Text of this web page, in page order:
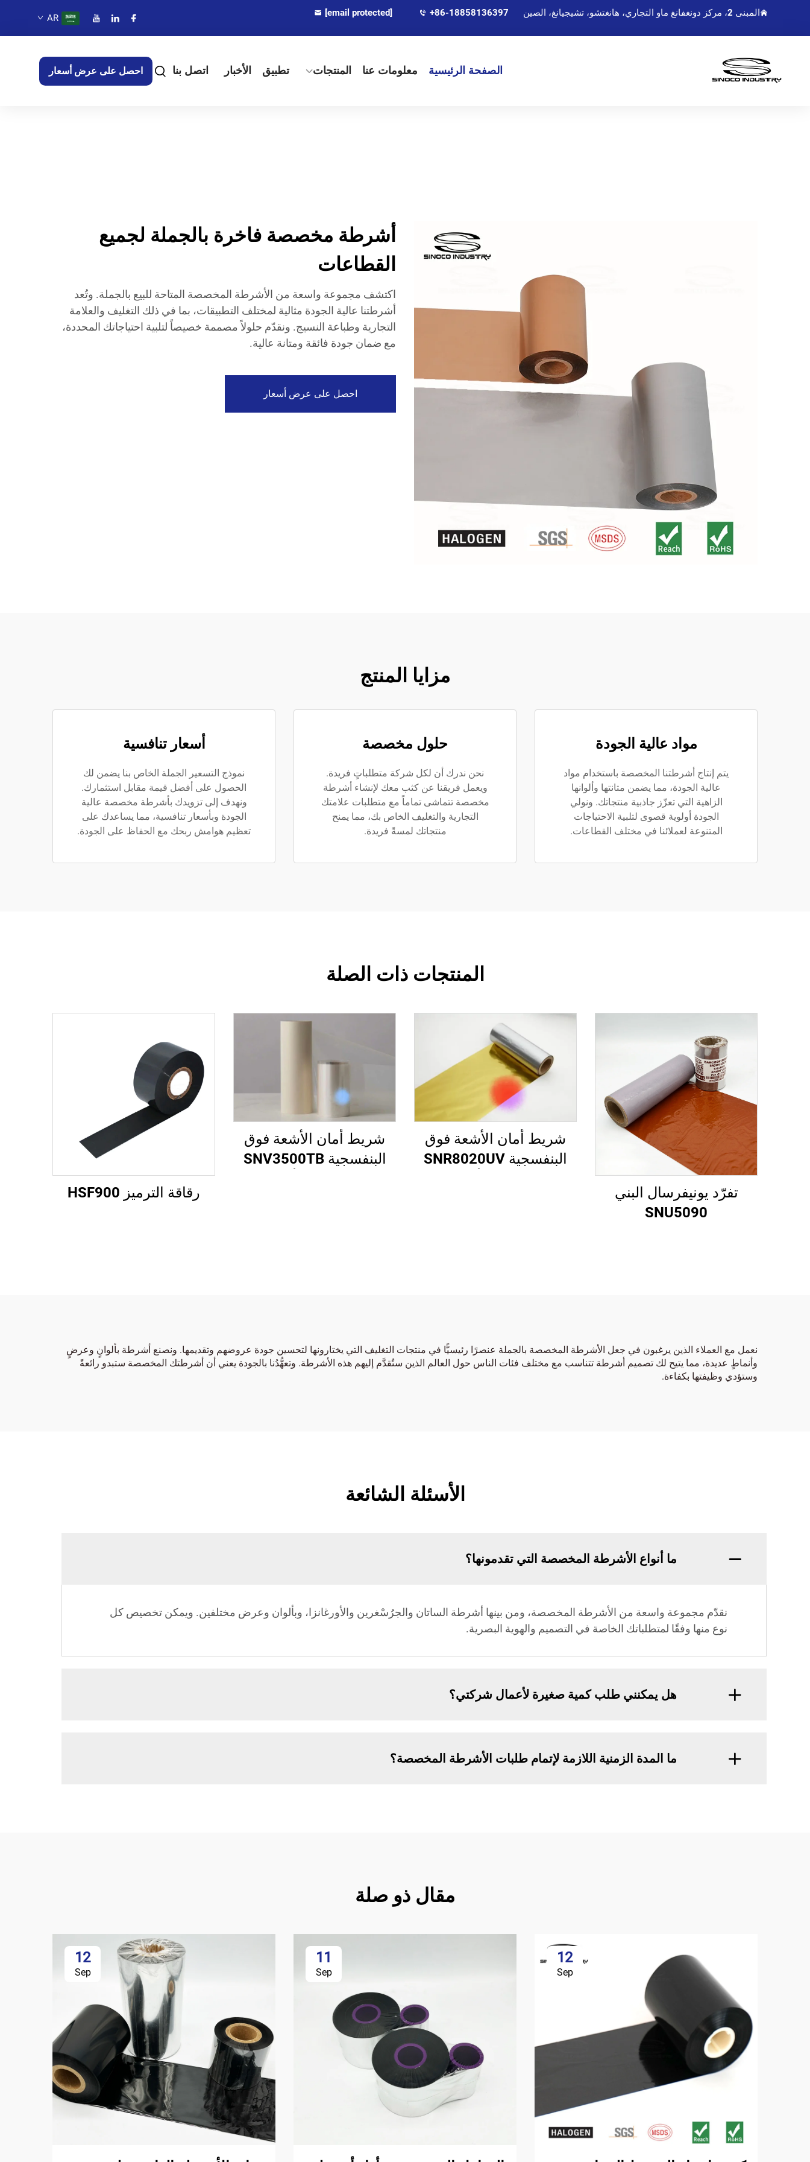
المبنى 2، مركز دونغفانغ ماو التجاري، هانغتشو، تشيجيانغ، الصين +86-18858136397
[email protected]
AR
الصفحة الرئيسية معلومات عنا المنتجات تطبيق الأخبار اتصل بنا احصل على عرض أسعار
أشرطة مخصصة فاخرة بالجملة لجميع
القطاعات
اكتشف مجموعة واسعة من الأشرطة المخصصة المتاحة للبيع بالجملة. وتُعد
أشرطتنا عالية الجودة مثالية لمختلف التطبيقات، بما في ذلك التغليف والعلامة
التجارية وطباعة النسيج. ونقدّم حلولاً مصممة خصيصاً لتلبية احتياجاتك المحددة،
مع ضمان جودة فائقة ومتانة عالية.
احصل على عرض أسعار
مزايا المنتج
مواد عالية الجودة
يتم إنتاج أشرطتنا المخصصة باستخدام مواد
عالية الجودة، مما يضمن متانتها وألوانها
الزاهية التي تعزّز جاذبية منتجاتك. ونولي
الجودة أولوية قصوى لتلبية الاحتياجات
المتنوعة لعملائنا في مختلف القطاعات.
حلول مخصصة
نحن ندرك أن لكل شركة متطلباتٍ فريدة.
ويعمل فريقنا عن كثب معك لإنشاء أشرطة
مخصصة تتماشى تماماً مع متطلبات علامتك
التجارية والتغليف الخاص بك، مما يمنح
منتجاتك لمسةً فريدة.
أسعار تنافسية
نموذج التسعير الجملة الخاص بنا يضمن لك
الحصول على أفضل قيمة مقابل استثمارك.
ونهدف إلى تزويدك بأشرطة مخصصة عالية
الجودة وبأسعار تنافسية، مما يساعدك على
تعظيم هوامش ربحك مع الحفاظ على الجودة.
المنتجات ذات الصلة
تفرّد يونيفرسال البني
SNU5090
شريط أمان الأشعة فوق
البنفسجية SNR8020UV
شريط أمان الأشعة فوق
البنفسجية SNV3500TB
رقاقة الترميز HSF900
نعمل مع العملاء الذين يرغبون في جعل الأشرطة المخصصة بالجملة عنصرًا رئيسيًّا في منتجات التغليف التي يختارونها لتحسين جودة عروضهم وتقديمها. ونصنع أشرطة بألوانٍ وعرضٍ
وأنماطٍ عديدة، مما يتيح لك تصميم أشرطة تتناسب مع مختلف فئات الناس حول العالم الذين ستُقدَّم إليهم هذه الأشرطة. وتعهُّدُنا بالجودة يعني أن أشرطتك المخصصة ستبدو رائعةً
وستؤدي وظيفتها بكفاءة.
الأسئلة الشائعة
ما أنواع الأشرطة المخصصة التي تقدمونها؟
نقدّم مجموعة واسعة من الأشرطة المخصصة، ومن بينها أشرطة الساتان والجرُسْغرين والأورغانزا، وبألوان وعرض مختلفين. ويمكن تخصيص كل
نوع منها وفقًا لمتطلباتك الخاصة في التصميم والهوية البصرية.
هل يمكنني طلب كمية صغيرة لأعمال شركتي؟
ما المدة الزمنية اللازمة لإتمام طلبات الأشرطة المخصصة؟
مقال ذو صلة
12
Sep
11
Sep
12
Sep